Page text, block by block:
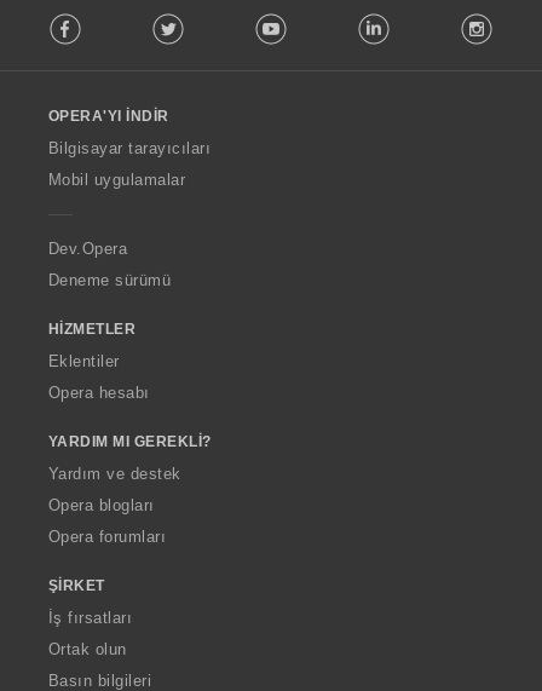
o
w
O
p
a
Facebook Twitter Youtube LinkedIn
OPERA'YI İNDIR
Bilgisayar tarayıcıları
Mobil uygulamalar
Dev.Opera
Deneme sürümü
HIZMETLER
Eklentiler
Opera hesabı
YARDIM MI GEREKLI?
Yardım ve destek
Opera blogları
Opera forumları
ŞIRKET
İş fırsatları
Ortak olun
Basın bilgileri